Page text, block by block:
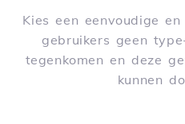
Kies een eenvoudige
gebruikers geen
tegenkomen en deze
kunnen